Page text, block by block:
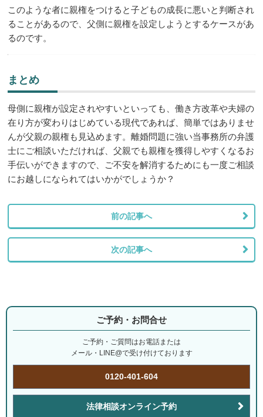
このような者に親権をつけると子どもの成長に悪いと判断され
ることがあるので、父側に親権を設定しようとするケースがあ
るのです。
まとめ
母側に親権が設定されやすいといっても、働き方改革や夫婦の
在り方が変わりはじめている現代であれば、簡単ではありませ
んが父親の親権も見込めます。離婚問題に強い当事務所の弁護
士にご相談いただければ、父親でも親権を獲得しやすくなるお
手伝いができますので、ご不安を解消するためにも一度ご相談
にお越しになられてはいかがでしょうか？
前の記事へ
次の記事へ
ご予約・お問合せ
ご予約・ご質問はお電話または
メール・LINE@で受け付けております
0120-401-604
法律相談オンライン予約